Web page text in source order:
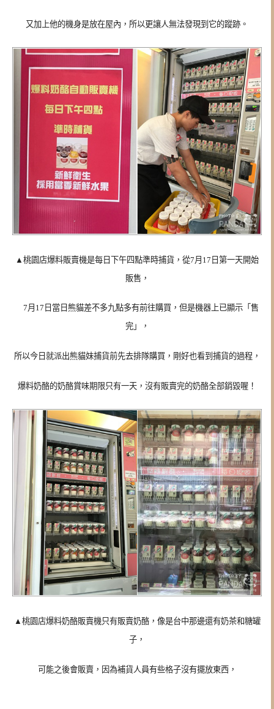
又加上他的機身是放在屋內，所以更讓人無法發現到它的蹤跡。
▲桃園店爆料販賣機是每日下午四點準時捕貨，從7月17日第一天開始
販售，
7月17日當日熊貓差不多九點多有前往購買，但是機器上已顯示「售
完」，
所以今日就派出熊貓妹捕貨前先去排隊購買，剛好也看到捕貨的過程，
爆料奶酪的奶酪賞味期限只有一天，沒有販賣完的奶酪全部銷毀喔！
▲桃園店爆料奶酪販賣機只有販賣奶酪，像是台中那邊還有奶茶和糖罐
子，
可能之後會販賣，因為補貨人員有些格子沒有擺放東西，